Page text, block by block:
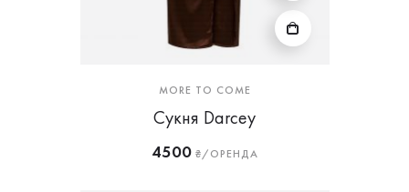
MORE TO COME
Сукня Darcey
4500₴/ОРЕНДА